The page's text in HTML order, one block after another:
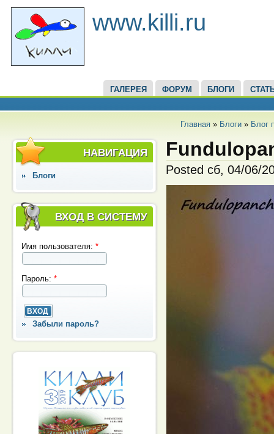
www.killi.ru
ГАЛЕРЕЯ ФОРУМ БЛОГИ
Главная» Блоги» Блог
НАВИГАЦИЯ
Блоги
ВХОД В СИСТЕМУ
Имя пользователя:*
Пароль:*
Забыли пароль?
Posted сб, 04/06/